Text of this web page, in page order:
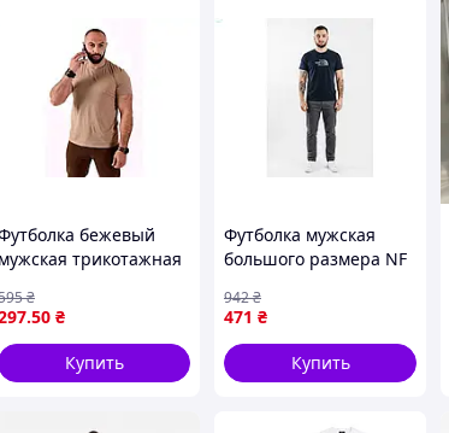
отсутствие в одежде
и серо-лиловый)
бежевый
мужская трикотажная
с хорошей
и высоким
.50 ₴
₴
Купить
Футболка мужская
большого размера NF
повседневной носки
из 100% хлопка ТМ
OSM
471 ₴
942₴
Купить